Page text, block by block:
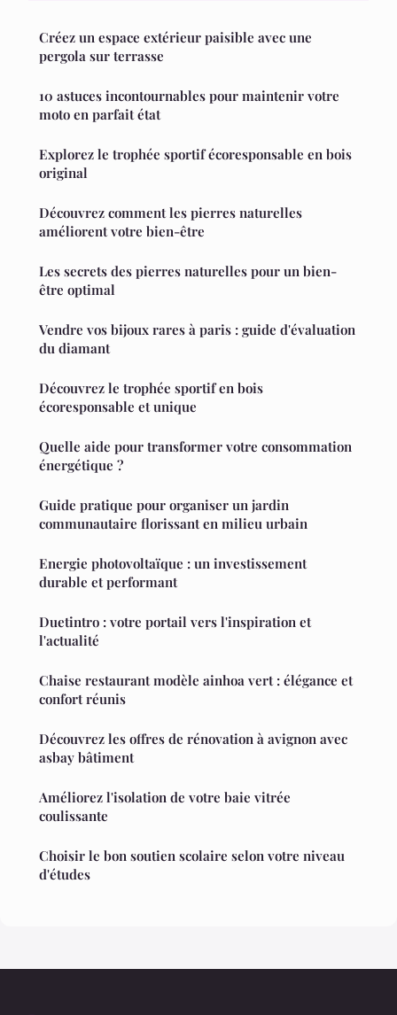
Créez un espace extérieur paisible avec une
pergola sur terrasse
10 astuces incontournables pour maintenir votre
moto en parfait état
Explorez le trophée sportif écoresponsable en bois
original
Découvrez comment les pierres naturelles
améliorent votre bien-être
Les secrets des pierres naturelles pour un bien-
être optimal
Vendre vos bijoux rares à paris : guide d'évaluation
du diamant
Découvrez le trophée sportif en bois
écoresponsable et unique
Quelle aide pour transformer votre consommation
énergétique ?
Guide pratique pour organiser un jardin
communautaire florissant en milieu urbain
Energie photovoltaïque : un investissement
durable et performant
Duetintro : votre portail vers l'inspiration et
l'actualité
Chaise restaurant modèle ainhoa vert : élégance et
confort réunis
Découvrez les offres de rénovation à avignon avec
asbay bâtiment
Améliorez l'isolation de votre baie vitrée
coulissante
Choisir le bon soutien scolaire selon votre niveau
d'études